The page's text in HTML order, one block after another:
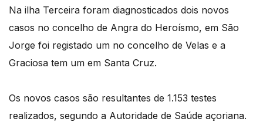
Na ilha Terceira foram diagnosticados dois novos
casos no concelho de Angra do Heroísmo, em São
Jorge foi registado um no concelho de Velas e a
Graciosa tem um em Santa Cruz.
Os novos casos são resultantes de 1.153 testes
realizados, segundo a Autoridade de Saúde açoriana.